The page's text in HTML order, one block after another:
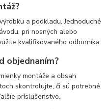
a podkladu. Jednoduché
pri nosných alebo
kvalifikovaného odborníka.
objednaním?
montáže a obsah
skontrolujte, či sú potrebné
príslušenstvo.